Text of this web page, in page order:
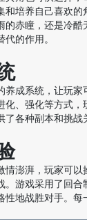
和培养自己喜欢
的赤瞳，还是冷
的作用。
养成系统，让玩家
、强化等方式，
了各种副本和挑战
情澎湃，玩家可以
。游戏采用了回合
性地战胜对手。每